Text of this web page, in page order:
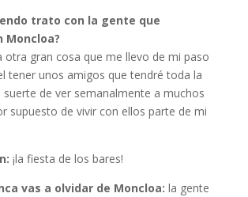
trato con la gente que
Moncloa?
otra gran cosa que me llevo de mi paso
tener unos amigos que tendré toda la
suerte de ver semanalmente a muchos
supuesto de vivir con ellos parte de mi
¡la fiesta de los bares!
vas a olvidar de Moncloa: la gente